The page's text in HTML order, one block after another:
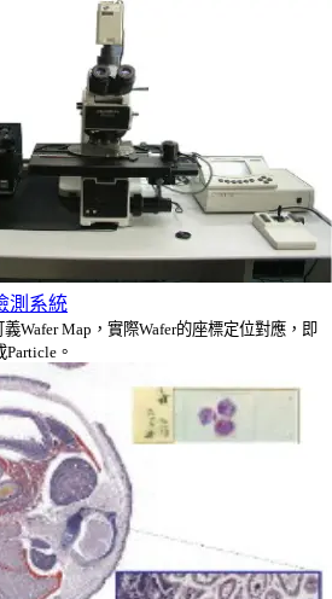
測系統
Wafer Map，實際Wafer的座標定位對應，即
。